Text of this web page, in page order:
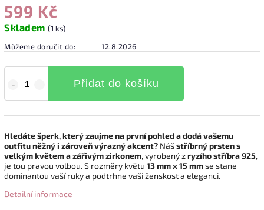
599 Kč
Skladem (1 ks)
Můžeme doručit do:
12.8.2026
Přidat do košíku
Hledáte šperk, který zaujme na první pohled a dodá vašemu
outfitu něžný i zároveň výrazný akcent? Nášstříbrný prsten s
velkým květem a zářivým zirkonem, vyrobený zryzího stříbra 925,
je tou pravou volbou. S rozměry květu 13 mm x 15 mmse stane
dominantou vaší ruky a podtrhne vaši ženskost a eleganci.
Detailní informace